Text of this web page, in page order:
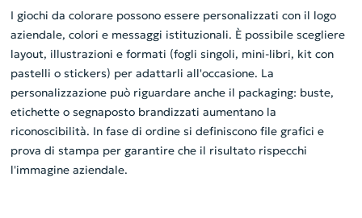
I giochi da colorare possono essere personalizzati con il logo
aziendale, colori e messaggi istituzionali. È possibile scegliere
layout, illustrazioni e formati (fogli singoli, mini-libri, kit con
pastelli o stickers) per adattarli all'occasione. La
personalizzazione può riguardare anche il packaging: buste,
etichette o segnaposto brandizzati aumentano la
riconoscibilità. In fase di ordine si definiscono file grafici e
prova di stampa per garantire che il risultato rispecchi
l'immagine aziendale.